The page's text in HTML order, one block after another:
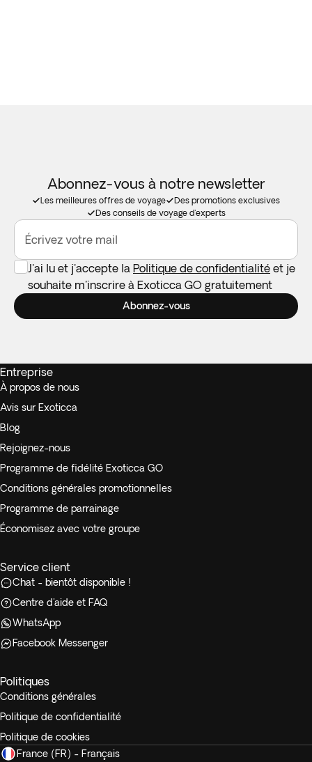
Abonnez-vous à notre newsletter
Les meilleures offres de voyage
Des promotions exclusives
Des conseils de voyage d'experts
Écrivez votre mail
J'ai lu et j'accepte la Politique de confidentialité et je
souhaite m'inscrire à Exoticca GO gratuitement
Abonnez-vous
Entreprise
À propos de nous
Avis sur Exoticca
Blog
Rejoignez-nous
Programme de fidélité Exoticca GO
Conditions générales promotionnelles
Programme de parrainage
Économisez avec votre groupe
Service client
Chat - bientôt disponible !
Centre d'aide et FAQ
WhatsApp
Facebook Messenger
Politiques
Conditions générales
Politique de confidentialité
Politique de cookies
France (FR) - Français